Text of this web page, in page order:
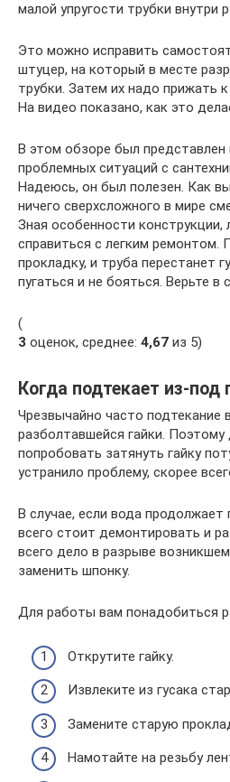
малой упругости трубки внутри
Это можно исправить
штуцер, на который в месте
трубки. Затем их надо прижать
На видео показано, как это
В этом обзоре был представлен
проблемных ситуаций с
Надеюсь, он был полезен. Как
ничего сверхсложного в мире
Зная особенности конструкции,
справиться с легким ремонтом.
прокладку, и труба перестанет
пугаться и не бояться. Верьте в
(
3 оценок, среднее: 4,67 из 5)
Когда подтекает из-под
Чрезвычайно часто подтекание
разболтавшейся гайки. Поэтому
попробовать затянуть гайку
устранило проблему, скорее
В случае, если вода продолжает
всего стоит демонтировать и
всего дело в разрыве
заменить шпонку.
Для работы вам понадобиться
Открутите гайку.
Извлеките из гусака
Замените старую
Намотайте на резьбу